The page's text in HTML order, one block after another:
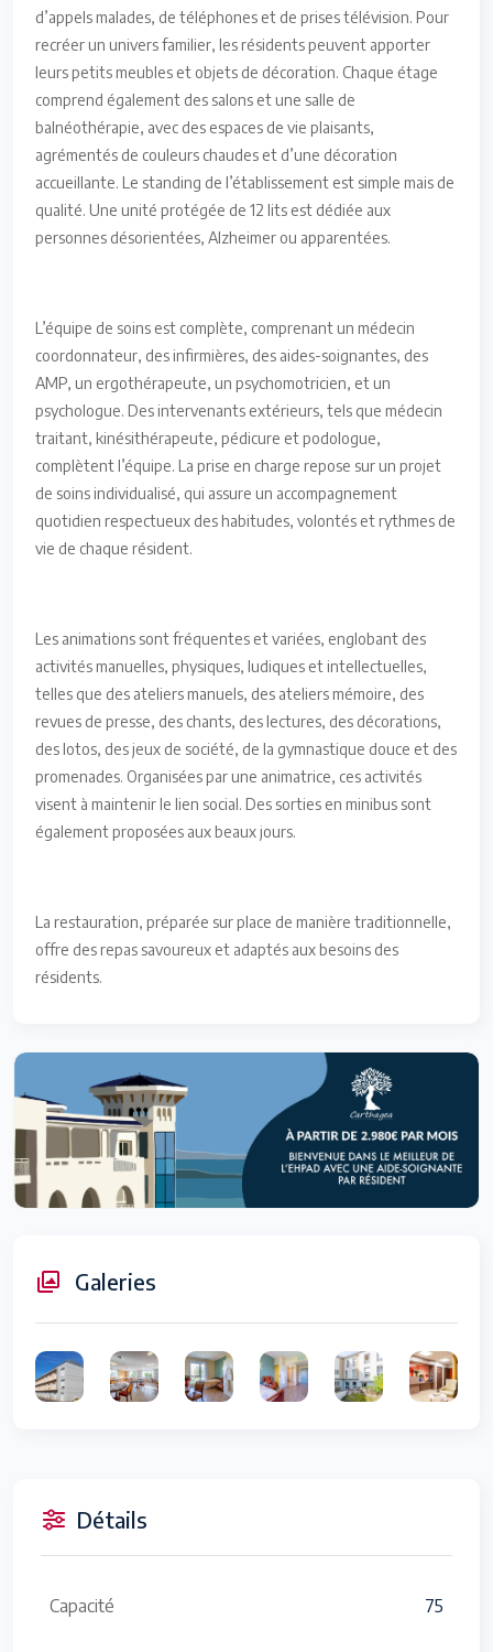
d’appels malades, de téléphones et de prises télévision. Pour
recréer un univers familier, les résidents peuvent apporter
leurs petits meubles et objets de décoration. Chaque étage
comprend également des salons et une salle de
balnéothérapie, avec des espaces de vie plaisants,
agrémentés de couleurs chaudes et d’une décoration
accueillante. Le standing de l’établissement est simple mais de
qualité. Une unité protégée de 12 lits est dédiée aux
personnes désorientées, Alzheimer ou apparentées.
L’équipe de soins est complète, comprenant un médecin
coordonnateur, des infirmières, des aides-soignantes, des
AMP, un ergothérapeute, un psychomotricien, et un
psychologue. Des intervenants extérieurs, tels que médecin
traitant, kinésithérapeute, pédicure et podologue,
complètent l’équipe. La prise en charge repose sur un projet
de soins individualisé, qui assure un accompagnement
quotidien respectueux des habitudes, volontés et rythmes de
vie de chaque résident.
Les animations sont fréquentes et variées, englobant des
activités manuelles, physiques, ludiques et intellectuelles,
telles que des ateliers manuels, des ateliers mémoire, des
revues de presse, des chants, des lectures, des décorations,
des lotos, des jeux de société, de la gymnastique douce et des
promenades. Organisées par une animatrice, ces activités
visent à maintenir le lien social. Des sorties en minibus sont
également proposées aux beaux jours.
La restauration, préparée sur place de manière traditionnelle,
offre des repas savoureux et adaptés aux besoins des
résidents.
Galeries
Détails
Capacité 75